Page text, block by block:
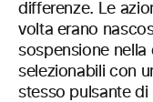
differenze. Le
volta erano
sospensione
selezionabili con
stesso pulsante di